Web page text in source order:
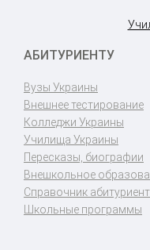
АБИТУРИЕНТУ
Вузы Украины
Внешнее тестирование
Колледжи Украины
Училища Украины
Пересказы, биографии
Внешкольное
Справочник
Школьные программы